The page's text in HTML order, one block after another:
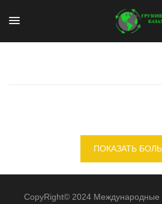
ПОКАЗАТЬ
CopyRight© 2024 Международные